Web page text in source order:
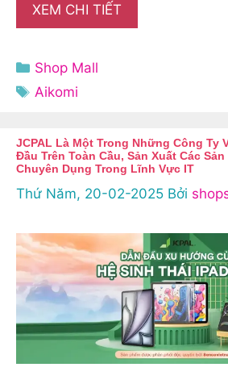
XEM CHI TIẾT
Danh
mục
Shop Mall
Thẻ
Aikomi
JCPAL Là Một Trong Những Công Ty
Đầu Trên Toàn Cầu, Sản Xuất Các
Chuyên Dụng Trong Lĩnh Vực IT
Thứ Năm, 20-02-2025 Bởi